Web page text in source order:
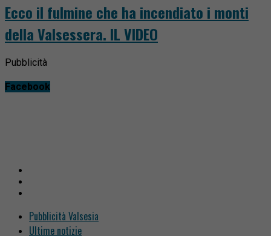
Ecco il fulmine che ha incendiato i monti
della Valsessera. IL VIDEO
Pubblicità
Facebook
Pubblicità Valsesia
Ultime notizie